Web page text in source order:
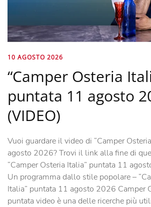
10 AGOSTO 2026
“Camper Osteria
puntata 11 agosto
(VIDEO)
Vuoi guardare il video di “Camper
agosto 2026? Trovi il link alla fine di
“Camper Osteria Italia” puntata 11
Un programma dallo stile popolare –
Italia” puntata 11 agosto 2026 Camper
puntata video è una delle ricerche più